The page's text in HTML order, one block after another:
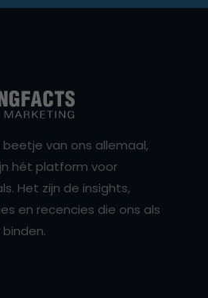
van ons allemaal,
hét platform voor
Het zijn de insights,
en recencies die ons als